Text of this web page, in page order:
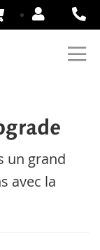
un grand
avec la